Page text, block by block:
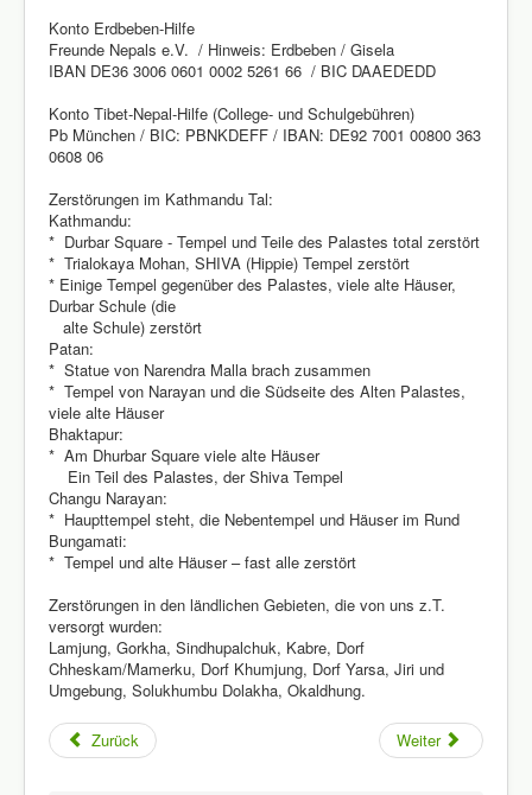
Konto Erdbeben-Hilfe
Freunde Nepals e.V. / Hinweis: Erdbeben / Gisela
IBAN DE36 3006 0601 0002 5261 66 / BIC DAAEDEDD
Konto Tibet-Nepal-Hilfe (College- und Schulgebühren)
Pb München / BIC: PBNKDEFF / IBAN: DE92 7001 00800 363
0608 06
Zerstörungen im Kathmandu Tal:
Kathmandu:
* Durbar Square - Tempel und Teile des Palastes total zerstört
* Trialokaya Mohan, SHIVA (Hippie) Tempel zerstört
* Einige Tempel gegenüber des Palastes, viele alte Häuser,
Durbar Schule (die
alte Schule) zerstört
Patan:
* Statue von Narendra Malla brach zusammen
* Tempel von Narayan und die Südseite des Alten Palastes,
viele alte Häuser
Bhaktapur:
* Am Dhurbar Square viele alte Häuser
Ein Teil des Palastes, der Shiva Tempel
Changu Narayan:
* Haupttempel steht, die Nebentempel und Häuser im Rund
Bungamati:
* Tempel und alte Häuser – fast alle zerstört
Zerstörungen in den ländlichen Gebieten, die von uns z.T.
versorgt wurden:
Lamjung, Gorkha, Sindhupalchuk, Kabre, Dorf
Chheskam/Mamerku, Dorf Khumjung, Dorf Yarsa, Jiri und
Umgebung, Solukhumbu Dolakha, Okaldhung.
Zurück Weiter